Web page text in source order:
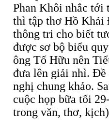
Phan Khôi nhắc tới
thì tập thơ Hồ Khải
thông tri cho biết
được sơ bộ biểu
ông Tố Hữu nên
đưa lên giải nhì. Đề
nghị chung khảo.
cuộc họp bữa tối
trong văn, thơ,